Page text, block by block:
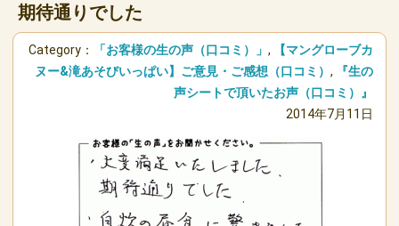
期待通りでした
Category： 「お客様の生の声（口コミ）」 ,
【マングローブカ
ヌー&滝あそびいっぱい】ご意見・ご感想（口コミ） ,
『生の
声シートで頂いたお声（口コミ）』
2014年7月11日